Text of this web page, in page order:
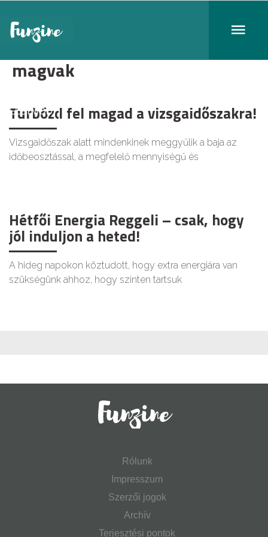
magvak
ÉLETMÓD
Turbózd fel magad a vizsgaidőszakra!
Vizsgaidőszak alatt mindenkinek meggyűlik a baja az
időbeosztással, a megfelelő mennyiségű és
Hétfői Energia Reggeli – csak, hogy
jól induljon a heted!
A hideg napokon köztudott, hogy extra energiára van
szükségünk ahhoz, hogy szinten tartsuk
Rólunk
Impresszum
Szerzői jogok
Archív
Terjesztési pontok